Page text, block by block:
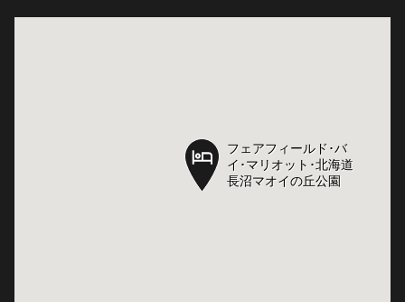
フェアフィールド･バ
イ･マリオット･北海道
長沼マオイの丘公園
フェアフィールド･バ
イ･マリオット･北海道
長沼マオイの丘公園